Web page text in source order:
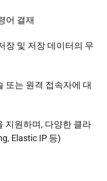
어 결재
장 및 저장 데이터의 무
또는 원격 접속자에 대
지원하며, 다양한 클라
Elastic IP 등)